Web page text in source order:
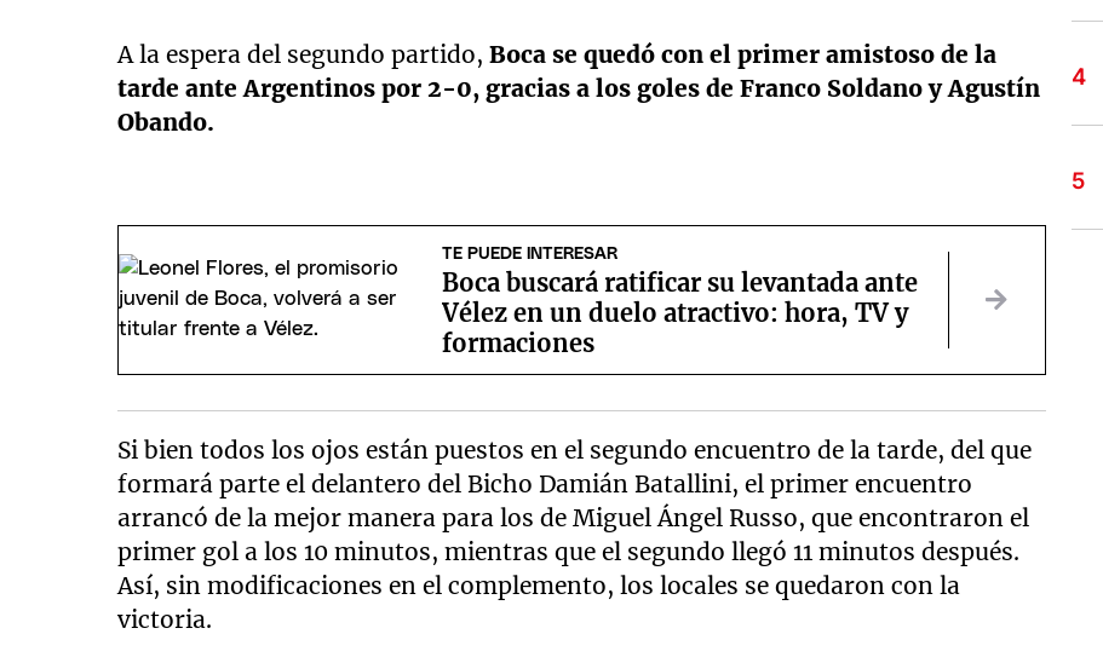
A la espera del segundo partido,Boca se quedó con el primer amistoso de la
tarde ante Argentinos por 2-0, gracias a los goles de Franco Soldano y Agustín
Obando.
TE PUEDE INTERESAR
Boca buscará ratificar su levantada ante
Vélez en un duelo atractivo: hora, TV y
formaciones
Si bien todos los ojos están puestos en el segundo encuentro de la tarde, del que
formará parte el delantero del Bicho Damián Batallini, el primer encuentro
arrancó de la mejor manera para los de Miguel Ángel Russo, que encontraron el
primer gol a los 10 minutos, mientras que el segundo llegó 11 minutos después.
Así, sin modificaciones en el complemento, los locales se quedaron con la
victoria.